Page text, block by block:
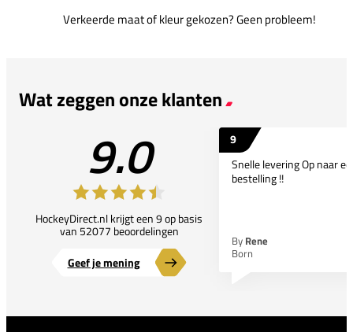
Verkeerde maat of kleur gekozen? Geen probleem!
Wat zeggen onze klanten
9.0
HockeyDirect.nl krijgt een 9 op basis
van 52077 beoordelingen
Geef je mening
9
Snelle levering Op naar
bestelling !!
By Rene
Born